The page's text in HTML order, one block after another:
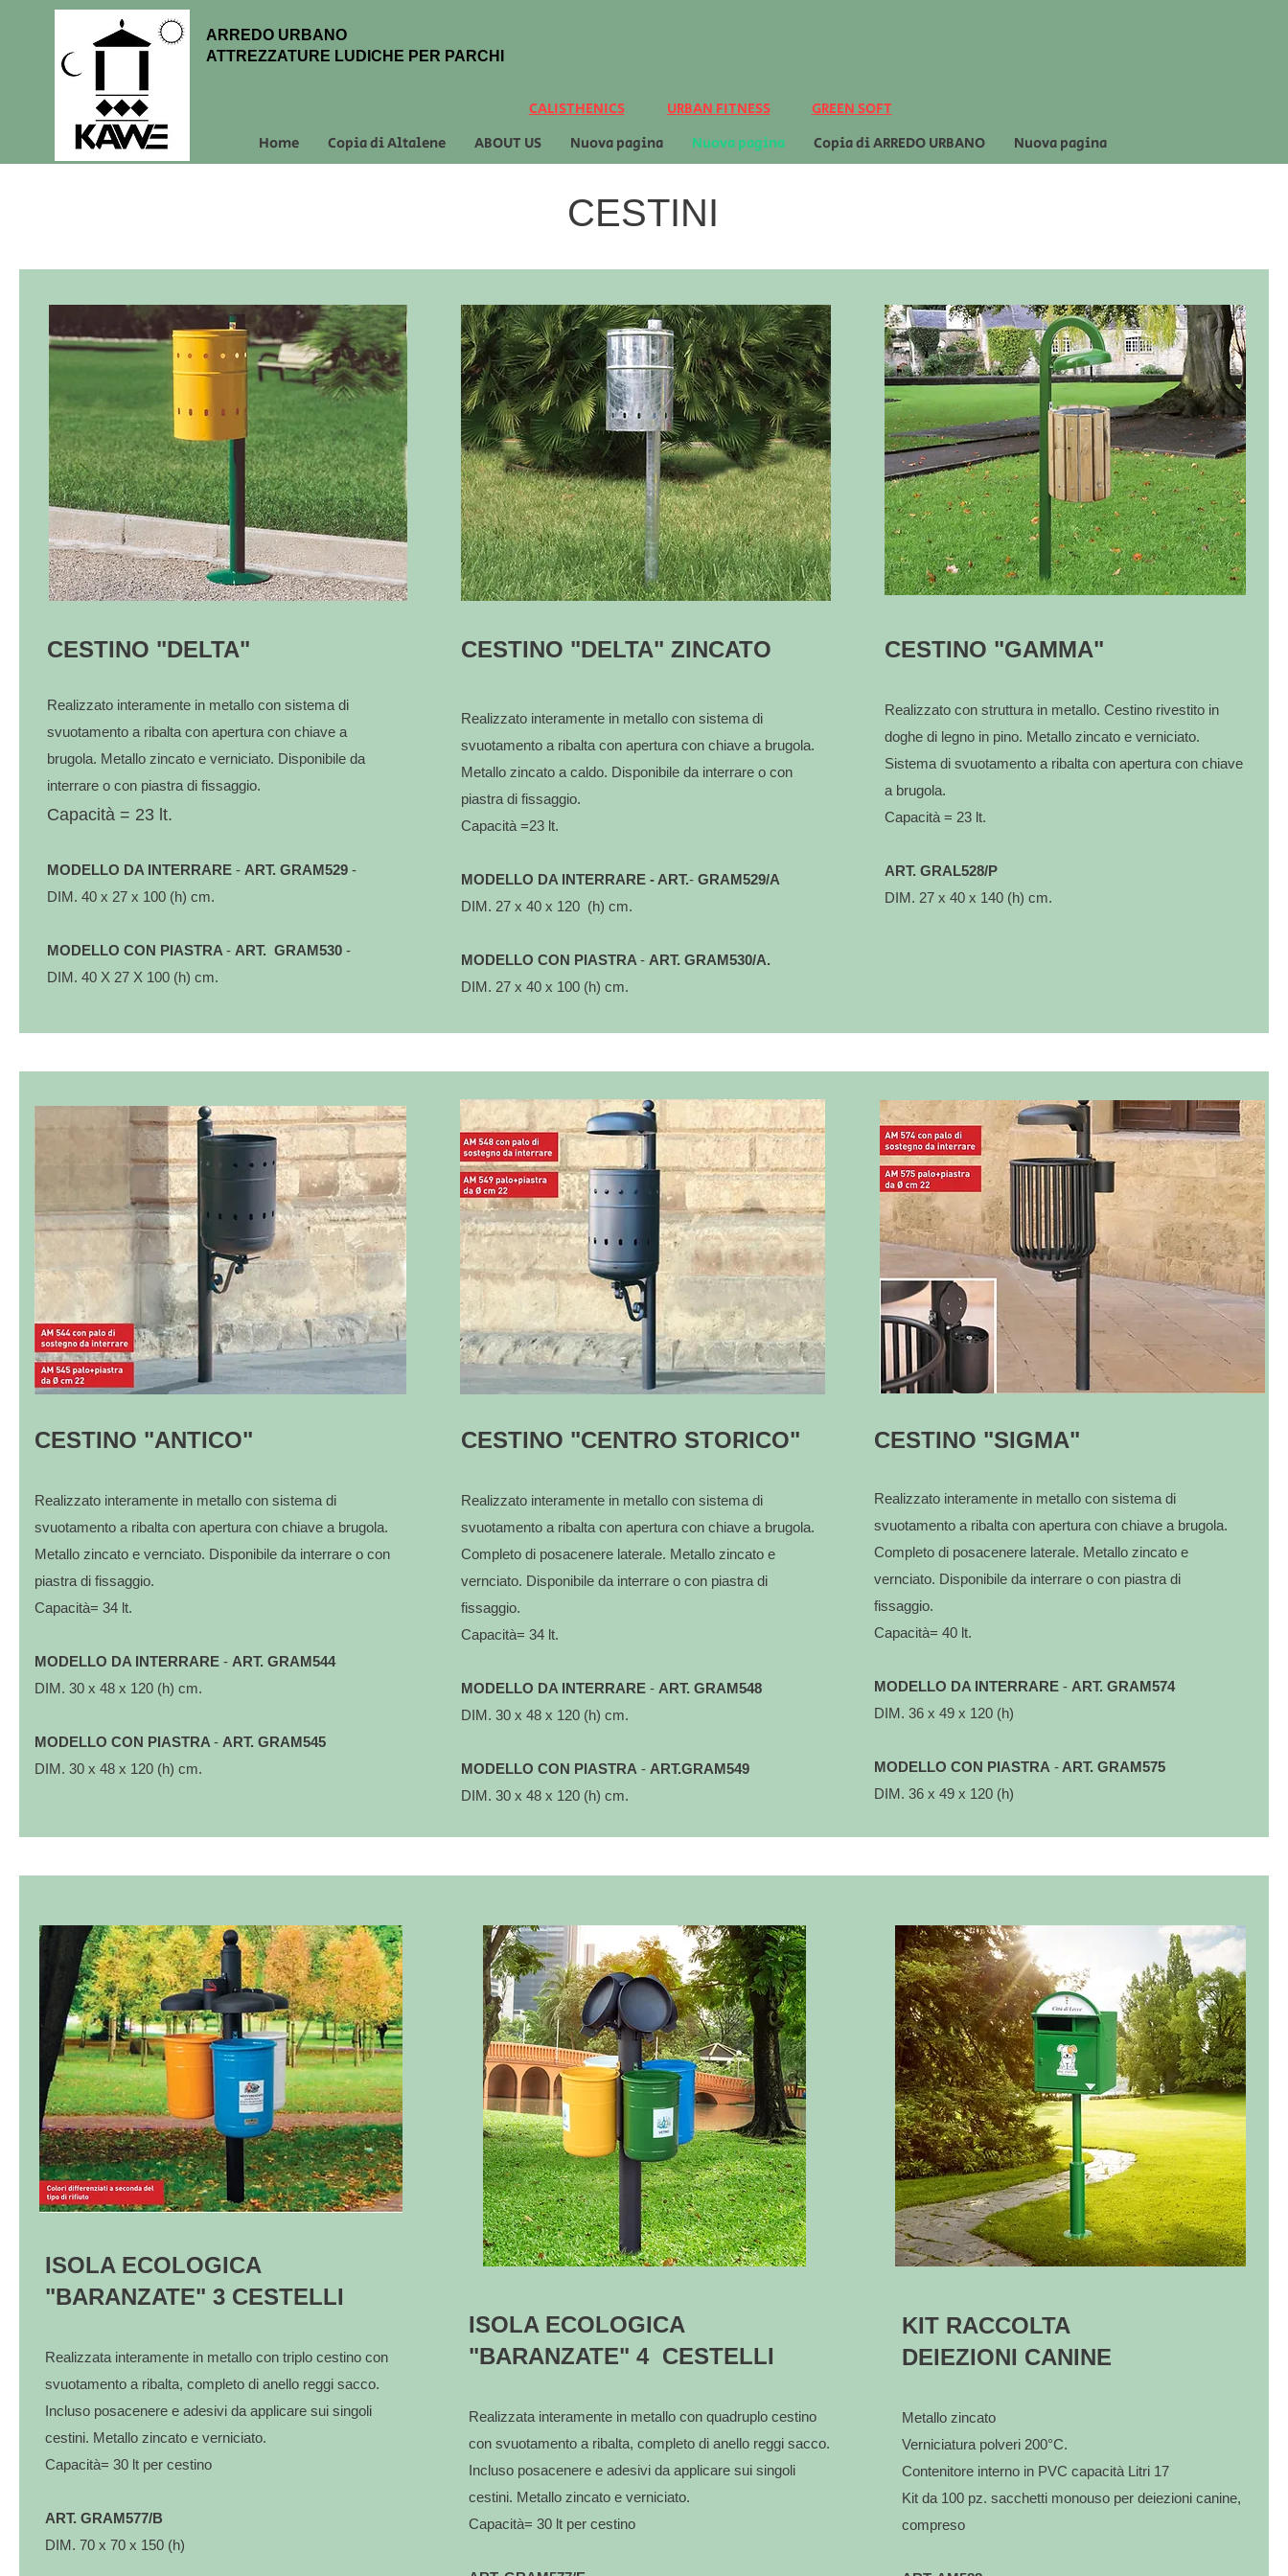
ARREDO URBANO
ATTREZZATURE LUDICHE PER PARCHI
CALISTHENICS URBAN FITNESS
GREEN SOFT
Home
Copia di Altalene ABOUT US Nuova pagina Nuova pagina Copia di ARREDO URBANO Nuova pagina
CESTINI
CESTINO "DELTA"
Realizzato interamente in metallo con sistema di
svuotamento a ribalta con apertura con chiave a
brugola. Metallo zincato e verniciato. Disponibile da
interrare o con piastra di fissaggio.
​Capacità = 23 lt.
MODELLO DA INTERRARE- ART. GRAM529 -
DIM. 40 x 27 x 100 (h) cm.
MODELLO CON PIASTRA- ART. GRAM530 -
DIM. 40 X 27 X 100 (h) cm.
CESTINO "DELTA" ZINCATO
Realizzato interamente in metallo con sistema di
svuotamento a ribalta con apertura con chiave a brugola.
Metallo zincato a caldo. Disponibile da interrare o con
piastra di fissaggio.
Capacità =23 lt.
MODELLO DA INTERRARE - ART.- GRAM529/A
DIM. 27 x 40 x 120 (h) cm.
MODELLO CON PIASTRA - ART. GRAM530/A.
DIM. 27 x 40 x 100 (h) cm.
CESTINO "GAMMA"
Realizzato con struttura in metallo. Cestino rivestito in
doghe di legno in pino. Metallo zincato e verniciato.
Sistema di svuotamento a ribalta con apertura con chiave
a brugola.
Capacità = 23 lt.
ART. GRAL528/P
DIM. 27 x 40 x 140 (h) cm.
CESTINO "ANTICO"
Realizzato interamente in metallo con sistema di
svuotamento a ribalta con apertura con chiave a brugola.
Metallo zincato e vernciato. Disponibile da interrare o con
piastra di fissaggio.
Capacità= 34 lt.
MODELLO DA INTERRARE- ART. GRAM544
DIM. 30 x 48 x 120 (h) cm.
MODELLO CON PIASTRA - ART. GRAM545
DIM. 30 x 48 x 120 (h) cm.
CESTINO "CENTRO STORICO"
Realizzato interamente in metallo con sistema di
svuotamento a ribalta con apertura con chiave a brugola.
Completo di posacenere laterale. Metallo zincato e
vernciato. Disponibile da interrare o con piastra di
fissaggio.
Capacità= 34 lt.
MODELLO DA INTERRARE- ART. GRAM548
DIM. 30 x 48 x 120 (h) cm.
MODELLO CON PIASTRA - ART.GRAM549
DIM. 30 x 48 x 120 (h) cm.
CESTINO "SIGMA"
Realizzato interamente in metallo con sistema di
svuotamento a ribalta con apertura con chiave a brugola.
Completo di posacenere laterale. Metallo zincato e
vernciato. Disponibile da interrare o con piastra di
fissaggio.
Capacità= 40 lt.
MODELLO DA INTERRARE- ART. GRAM574
DIM. 36 x 49 x 120 (h)
MODELLO CON PIASTRA - ART. GRAM575
DIM. 36 x 49 x 120 (h)
ISOLA ECOLOGICA
"BARANZATE" 3 CESTELLI
Realizzata interamente in metallo con triplo cestino con
svuotamento a ribalta, completo di anello reggi sacco.
Incluso posacenere e adesivi da applicare sui singoli
cestini. Metallo zincato e verniciato.
Capacità= 30 lt per cestino
ART. GRAM577/B
DIM. 70 x 70 x 150 (h)
ISOLA ECOLOGICA
"BARANZATE" 4 CESTELLI
Realizzata interamente in metallo con quadruplo cestino
con svuotamento a ribalta, completo di anello reggi sacco.
Incluso posacenere e adesivi da applicare sui singoli
cestini. Metallo zincato e verniciato.
Capacità= 30 lt per cestino
KIT RACCOLTA
DEIEZIONI CANINE
Metallo zincato
Verniciatura polveri 200°C.
Contenitore interno in PVC capacità Litri 17
Kit da 100 pz. sacchetti monouso per deiezioni canine,
compreso